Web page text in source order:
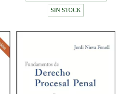
SIN STOCK